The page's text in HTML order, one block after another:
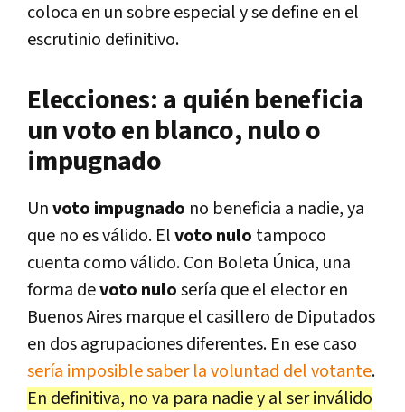
coloca en un sobre especial y se define en el
escrutinio definitivo.
Elecciones: a quién beneficia
un voto en blanco, nulo o
impugnado
Unvoto impugnado no beneficia a nadie, ya
que no es válido. Elvoto nulo tampoco
cuenta como válido. Con Boleta Única, una
forma devoto nulosería que el elector en
Buenos Aires marque el casillero de Diputados
en dos agrupaciones diferentes. En ese caso
sería imposible saber la voluntad del votante.
En definitiva, no va para nadie y al ser inválido